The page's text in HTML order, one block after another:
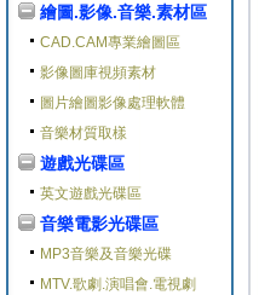
繪圖.影像.音樂.素材區
CAD.CAM專業繪圖區
影像圖庫視頻素材
圖片繪圖影像處理軟體
音樂材質取樣
遊戲光碟區
英文遊戲光碟區
音樂電影光碟區
MP3音樂及音樂光碟
MTV.歌劇.演唱會.電視劇